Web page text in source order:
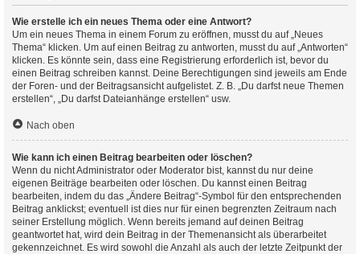
Wie erstelle ich ein neues Thema oder eine Antwort?
Um ein neues Thema in einem Forum zu eröffnen, musst du auf „Neues
Thema“ klicken. Um auf einen Beitrag zu antworten, musst du auf „Antworten“
klicken. Es könnte sein, dass eine Registrierung erforderlich ist, bevor du
einen Beitrag schreiben kannst. Deine Berechtigungen sind jeweils am Ende
der Foren- und der Beitragsansicht aufgelistet. Z. B. „Du darfst neue Themen
erstellen“, „Du darfst Dateianhänge erstellen“ usw.
Nach oben
Wie kann ich einen Beitrag bearbeiten oder löschen?
Wenn du nicht Administrator oder Moderator bist, kannst du nur deine
eigenen Beiträge bearbeiten oder löschen. Du kannst einen Beitrag
bearbeiten, indem du das „Ändere Beitrag“-Symbol für den entsprechenden
Beitrag anklickst; eventuell ist dies nur für einen begrenzten Zeitraum nach
seiner Erstellung möglich. Wenn bereits jemand auf deinen Beitrag
geantwortet hat, wird dein Beitrag in der Themenansicht als überarbeitet
gekennzeichnet. Es wird sowohl die Anzahl als auch der letzte Zeitpunkt der